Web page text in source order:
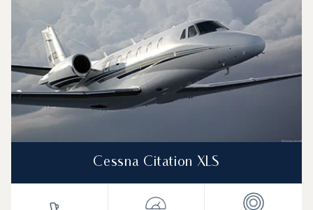
Cessna Citation XLS